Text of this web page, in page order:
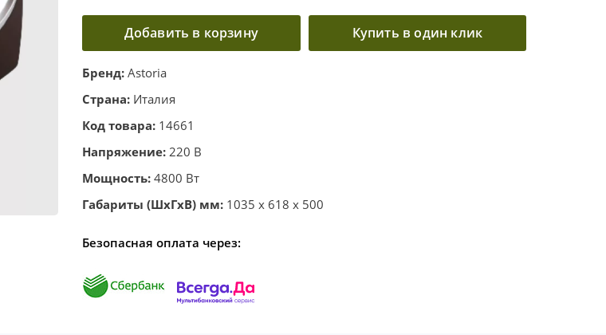
Добавить в корзину Купить в один клик
Бренд: Astoria
Страна: Италия
Код товара: 14661
Напряжение: 220 В
Мощность: 4800 Вт
Габариты (ШхГхВ) мм: 1035 x 618 x 500
Безопасная оплата через: